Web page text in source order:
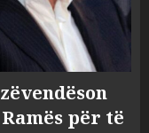
për të